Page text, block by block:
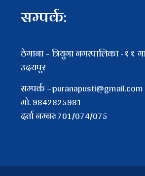
सम्पर्क:
ठेगाना – त्रियुगा नगरपालिका -११
उदयपुर
सम्पर्क –:puranapusti@gmail.com
माे. 9842825981
दर्ता नम्बरः701/074/075